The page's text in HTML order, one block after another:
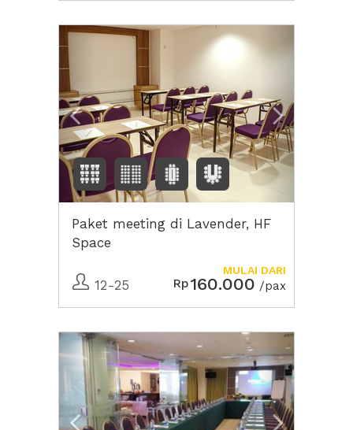
Previous
Paket meeting di Lavender, HF
Space
12-25 Rp160.000 /pax
MULAI DARI
Previous Next2